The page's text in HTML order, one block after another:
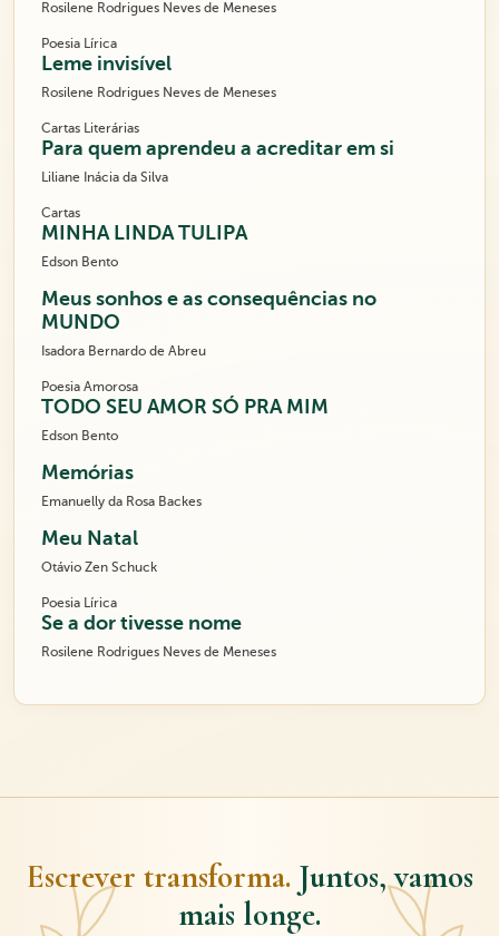
Rosilene Rodrigues Neves de Meneses
Poesia Lírica
Leme invisível
Rosilene Rodrigues Neves de Meneses
Cartas Literárias
Para quem aprendeu a acreditar em si
Liliane Inácia da Silva
Cartas
MINHA LINDA TULIPA
Edson Bento
Meus sonhos e as consequências no
MUNDO
Isadora Bernardo de Abreu
Poesia Amorosa
TODO SEU AMOR SÓ PRA MIM
Edson Bento
Memórias
Emanuelly da Rosa Backes
Meu Natal
Otávio Zen Schuck
Poesia Lírica
Se a dor tivesse nome
Rosilene Rodrigues Neves de Meneses
Escrever transforma. Juntos, vamos
mais longe.